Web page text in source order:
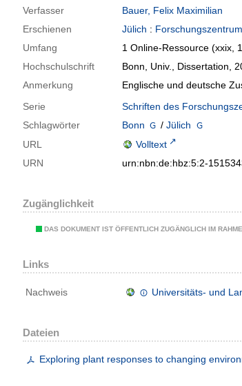
Verfasser
Bauer, Felix Maximilian
Erschienen
Jülich :
Umfang
1 Online-Ressource (xxix,
Hochschulschrift
Bonn, Univ., Dissertation,
Anmerkung
Englische und deutsche
Serie
Schriften des
Schlagwörter
Bonn / Jülich
URL
Volltext
URN
urn:nbn:de:hbz:5:2-
Zugänglichkeit
DAS DOKUMENT IST ÖFFENTLICH ZUGÄNGLICH IM
Links
Nachweis Universitäts- und
Dateien
Exploring plant responses to changing